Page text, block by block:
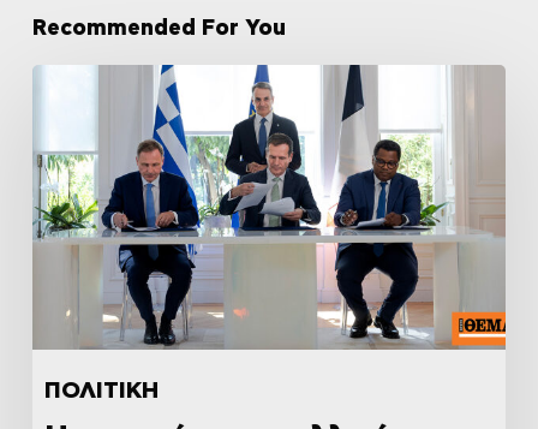
Recommended For You
ΠΟΛΙΤΙΚΗ